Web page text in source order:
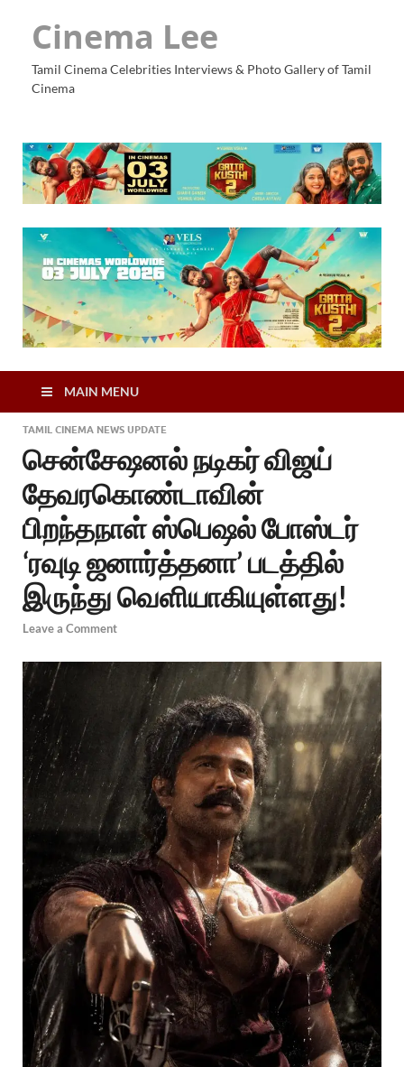
Cinema Lee
Tamil Cinema Celebrities Interviews & Photo Gallery of Tamil
Cinema
MAIN MENU
TAMIL CINEMA NEWS UPDATE
சென்சேஷனல் நடிகர் விஜய்
தேவரகொண்டாவின்
பிறந்தநாள் ஸ்பெஷல் போஸ்டர்
‘ரவுடி ஜனார்த்தனா’ படத்தில்
இருந்து வெளியாகியுள்ளது!
Leave a Comment